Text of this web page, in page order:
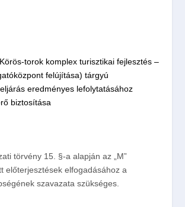
torok komplex turisztikai fejlesztés –
felújítása) tárgyú
eredményes lefolytatásához
biztosítása
törvény 15. §-a alapján az „M”
előterjesztések elfogadásához a
szavazata szükséges.